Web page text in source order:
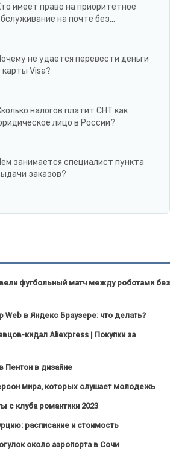
имеет право на приоритетное
на почте без…
не удается перевести деньги
карты Visa?
налогов платит СНТ как
лицо в России?
занимается специалист пункта
заказов?
футбольный матч между роботами без
Web в Яндекс Браузере: что делать?
кидал Aliexpress | Покупки за
Пентон в дизайне
мира, которых слушает молодежь
с клуба романтики 2023
расписание и стоимость
около аэропорта в Сочи